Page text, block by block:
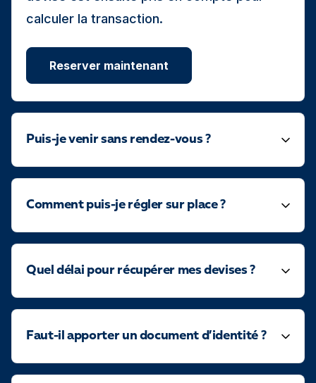
calculer la transaction.
Reserver maintenant
Puis-je venir sans rendez-vous ?
Comment puis-je régler sur place ?
Quel délai pour récupérer mes devises ?
Faut-il apporter un document d’identité ?